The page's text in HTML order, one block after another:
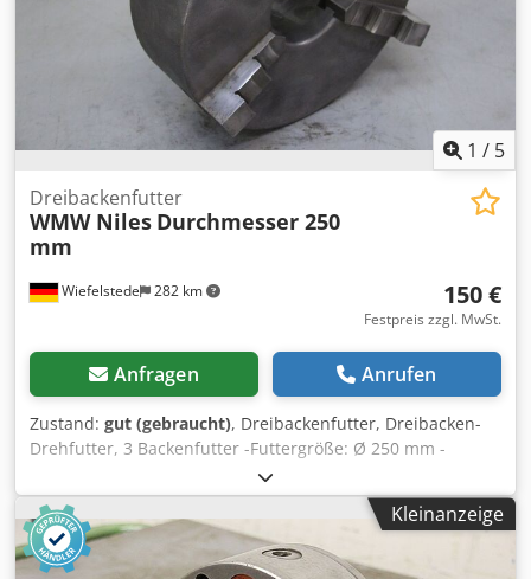
1 / 5
Wiefelstede 282 km
Dreibackenfutter
WMW Niles Durchmesser 250
mm
150 €
Festpreis zzgl. MwSt.
Anfragen Anrufen
Zustand: gut (gebraucht), Dreibackenfutter, Dreibacken-
Drehfutter, 3 Backenfutter -Futtergröße: Ø 250 mm -
Aufnahme Rezess: Ø 210 mm -Durchgangsbohrung: Ø 80
mm -Gewicht: 18 kg Dcodpfx Aied Ew T Aegsk
Kleinanzeige